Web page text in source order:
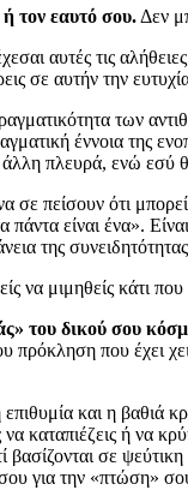
τον εαυτό σου. Δεν
αυτές τις
σε αυτήν την
των
έννοια της
πλευρά, ενώ εσύ
πείσουν ότι
είναι ένα».
της
να μιμηθείς κάτι
του δικού σου
πρόκληση που έχει
και η βαθιά
καταπιέζεις ή να
βασίζονται σε
για την «πτώση»